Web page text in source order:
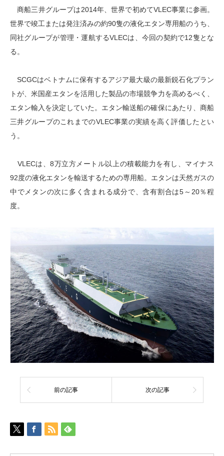
商船三井グループは2014年、世界で初めてVLEC事業に参画。
世界で竣工または発注済みの約90隻の液化エタン専用船のうち、
同社グループが管理・運航するVLECは、今回の契約で12隻とな
る。
SCGCはベトナムに保有するアジア最大級の最新鋭石化プラン
トが、米国産エタンを活用した製品の市場競争力を高めるべく、
エタン輸入を決定していた。エタン輸送船の確保にあたり、商船
三井グループのこれまでのVLEC事業の実績を高く評価したとい
う。
VLECは、8万立方メートル以上の積載能力を有し、マイナス
92度の液化エタンを輸送するための専用船。エタンは天然ガスの
中でメタンの次に多く含まれる成分で、含有割合は5～20％程
度。
前の記事 次の記事